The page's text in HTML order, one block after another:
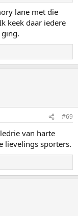
lane met die
keek daar iedere
#69
van harte
lievelings sporters.